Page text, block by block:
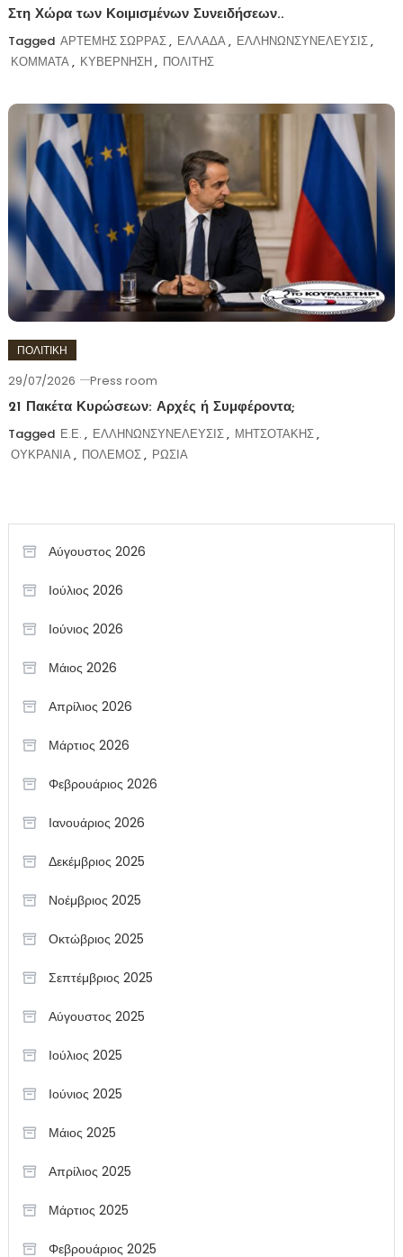
Στη Χώρα των Κοιμισμένων Συνειδήσεων..
Tagged ΑΡΤΕΜΗΣ ΣΩΡΡΑΣ, ΕΛΛΑΔΑ, ΕΛΛΗΝΩΝΣΥΝΕΛΕΥΣΙΣ,
ΚΟΜΜΑΤΑ, ΚΥΒΕΡΝΗΣΗ, ΠΟΛΙΤΗΣ
ΠΟΛΙΤΙΚΗ
29/07/2026 Press room
21 Πακέτα Κυρώσεων: Αρχές ή Συμφέροντα;
Tagged Ε.Ε. , ΕΛΛΗΝΩΝΣΥΝΕΛΕΥΣΙΣ, ΜΗΤΣΟΤΑΚΗΣ,
ΟΥΚΡΑΝΙΑ, ΠΟΛΕΜΟΣ, ΡΩΣΙΑ
Αύγουστος 2026
Ιούλιος 2026
Ιούνιος 2026
Μάιος 2026
Απρίλιος 2026
Μάρτιος 2026
Φεβρουάριος 2026
Ιανουάριος 2026
Δεκέμβριος 2025
Νοέμβριος 2025
Οκτώβριος 2025
Σεπτέμβριος 2025
Αύγουστος 2025
Ιούλιος 2025
Ιούνιος 2025
Μάιος 2025
Απρίλιος 2025
Μάρτιος 2025
Φεβρουάριος 2025